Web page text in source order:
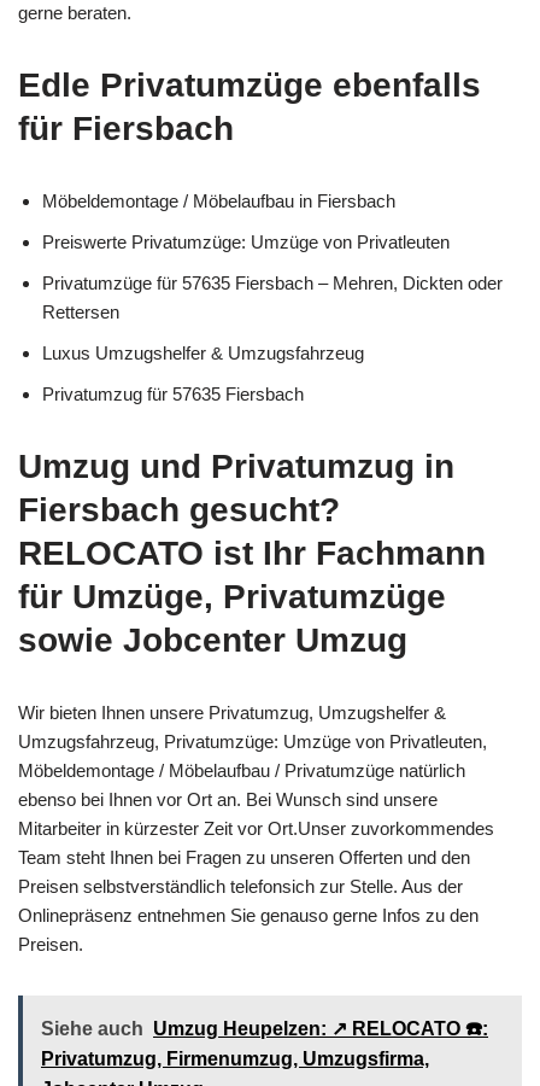
gerne beraten.
Edle Privatumzüge ebenfalls
für Fiersbach
Möbeldemontage / Möbelaufbau in Fiersbach
Preiswerte Privatumzüge: Umzüge von Privatleuten
Privatumzüge für 57635 Fiersbach – Mehren, Dickten oder
Rettersen
Luxus Umzugshelfer & Umzugsfahrzeug
Privatumzug für 57635 Fiersbach
Umzug und Privatumzug in
Fiersbach gesucht?
RELOCATO ist Ihr Fachmann
für Umzüge, Privatumzüge
sowie Jobcenter Umzug
Wir bieten Ihnen unsere Privatumzug, Umzugshelfer &
Umzugsfahrzeug, Privatumzüge: Umzüge von Privatleuten,
Möbeldemontage / Möbelaufbau / Privatumzüge natürlich
ebenso bei Ihnen vor Ort an. Bei Wunsch sind unsere
Mitarbeiter in kürzester Zeit vor Ort.Unser zuvorkommendes
Team steht Ihnen bei Fragen zu unseren Offerten und den
Preisen selbstverständlich telefonsich zur Stelle. Aus der
Onlinepräsenz entnehmen Sie genauso gerne Infos zu den
Preisen.
Siehe auch Umzug Heupelzen: ↗️ RELOCATO ☎️:
Privatumzug, Firmenumzug, Umzugsfirma,